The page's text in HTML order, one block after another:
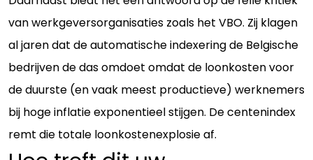
van werkgeversorganisaties zoals het VBO. Zij klagen
al jaren dat de automatische indexering de Belgische
bedrijven de das omdoet omdat de loonkosten voor
de duurste (en vaak meest productieve) werknemers
bij hoge inflatie exponentieel stijgen. De centenindex
remt die totale loonkostenexplosie af.